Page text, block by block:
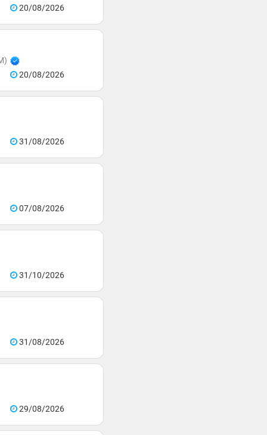
20/08/2026
20/08/2026
31/08/2026
07/08/2026
31/10/2026
31/08/2026
29/08/2026